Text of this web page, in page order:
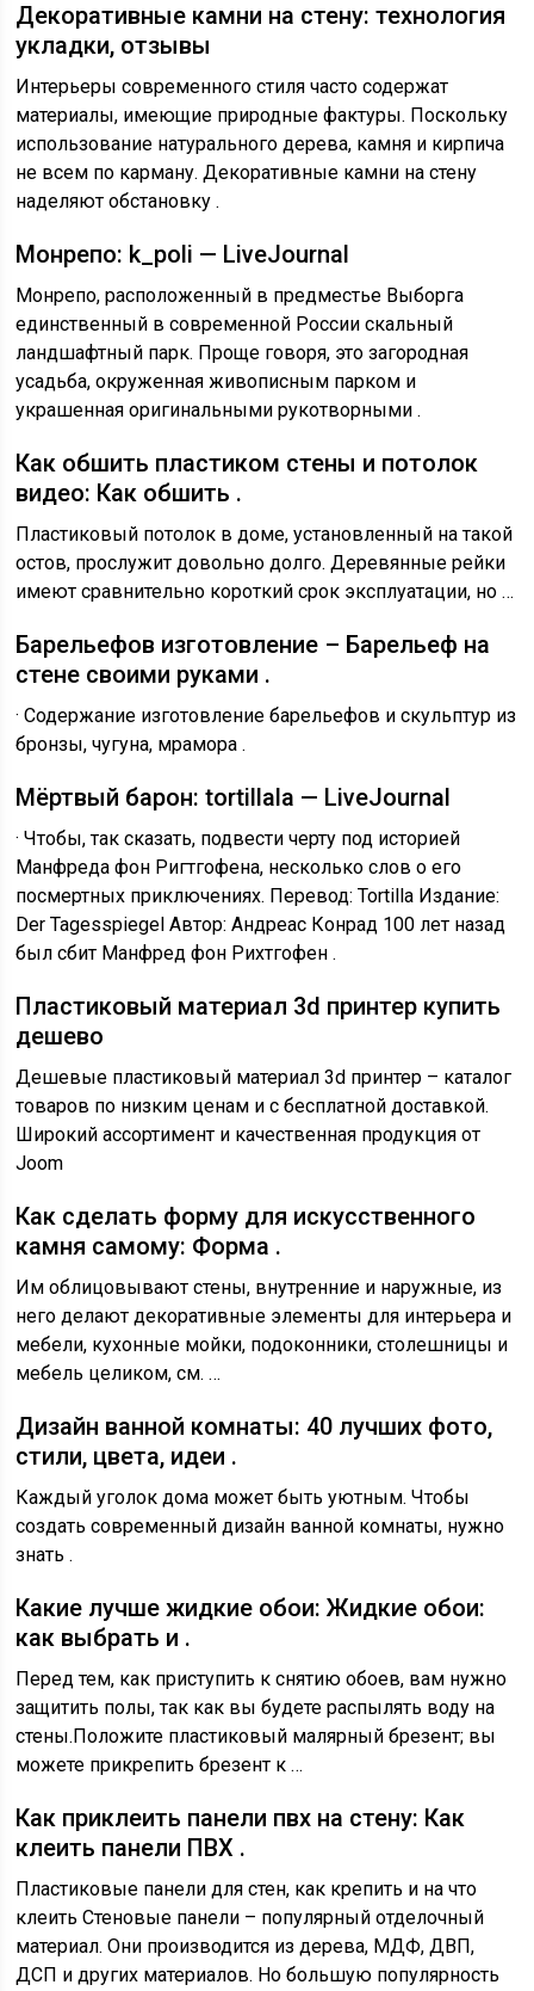
Декоративные камни на стену: технология
укладки, отзывы
Интерьеры современного стиля часто содержат
материалы, имеющие природные фактуры. Поскольку
использование натурального дерева, камня и кирпича
не всем по карману. Декоративные камни на стену
наделяют обстановку .
Монрепо: k_poli — LiveJournal
Монрепо, расположенный в предместье Выборга
единственный в современной России скальный
ландшафтный парк. Проще говоря, это загородная
усадьба, окруженная живописным парком и
украшенная оригинальными рукотворными .
Как обшить пластиком стены и потолок
видео: Как обшить .
Пластиковый потолок в доме, установленный на такой
остов, прослужит довольно долго. Деревянные рейки
имеют сравнительно короткий срок эксплуатации, но …
Барельефов изготовление – Барельеф на
стене своими руками .
· Содержание изготовление барельефов и скульптур из
бронзы, чугуна, мрамора .
Мёртвый барон: tortillala — LiveJournal
· Чтобы, так сказать, подвести черту под историей
Манфреда фон Ригтгофена, несколько слов о его
посмертных приключениях. Перевод: Tortilla Издание:
Der Tagesspiegel Автор: Андреас Конрад 100 лет назад
был сбит Манфред фон Рихтгофен .
Пластиковый материал 3d принтер купить
дешево
Дешевые пластиковый материал 3d принтер – каталог
товаров по низким ценам и с бесплатной доставкой.
Широкий ассортимент и качественная продукция от
Joom
Как сделать форму для искусственного
камня самому: Форма .
Им облицовывают стены, внутренние и наружные, из
него делают декоративные элементы для интерьера и
мебели, кухонные мойки, подоконники, столешницы и
мебель целиком, см. …
Дизайн ванной комнаты: 40 лучших фото,
стили, цвета, идеи .
Каждый уголок дома может быть уютным. Чтобы
создать современный дизайн ванной комнаты, нужно
знать .
Какие лучше жидкие обои: Жидкие обои:
как выбрать и .
Перед тем, как приступить к снятию обоев, вам нужно
защитить полы, так как вы будете распылять воду на
стены.Положите пластиковый малярный брезент; вы
можете прикрепить брезент к …
Как приклеить панели пвх на стену: Как
клеить панели ПВХ .
Пластиковые панели для стен, как крепить и на что
клеить Стеновые панели – популярный отделочный
материал. Они производится из дерева, МДФ, ДВП,
ДСП и других материалов. Но большую популярность